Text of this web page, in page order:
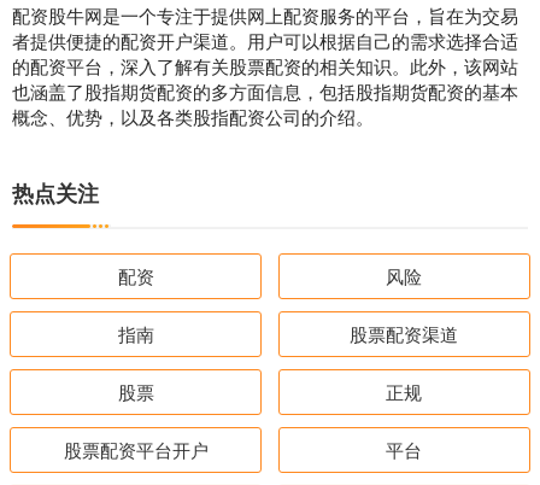
配资股牛网是一个专注于提供网上配资服务的平台，旨在为交易
者提供便捷的配资开户渠道。用户可以根据自己的需求选择合适
的配资平台，深入了解有关股票配资的相关知识。此外，该网站
也涵盖了股指期货配资的多方面信息，包括股指期货配资的基本
概念、优势，以及各类股指配资公司的介绍。
热点关注
配资 风险
指南 股票配资渠道
股票 正规
股票配资平台开户 平台